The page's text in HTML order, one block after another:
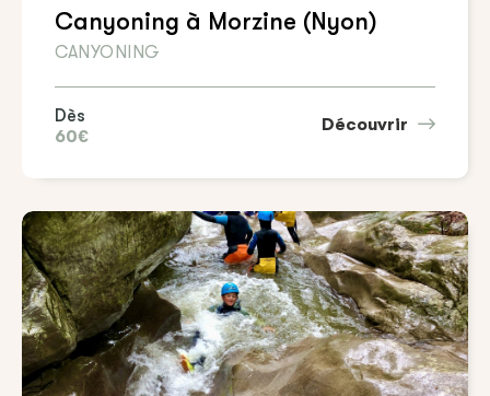
Canyoning à Morzine (Nyon)
CANYONING
Dès
60€
Découvrir